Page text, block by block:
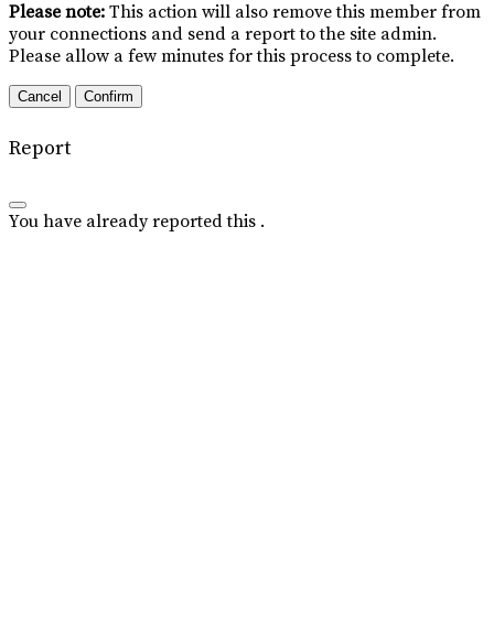
Please note: This action will also remove this member from
your connections and send a report to the site admin.
Please allow a few minutes for this process to complete.
Confirm
Report
You have already reported this .